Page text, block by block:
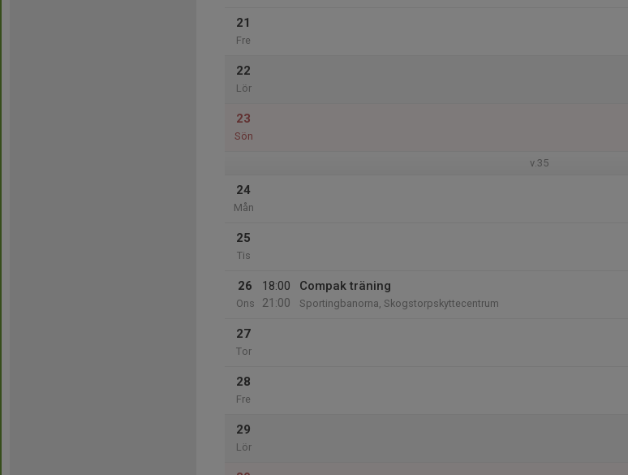
21
Fre
22
Lör
23
Sön
v.35
24
Mån
25
Tis
26
Ons
18:00
21:00
Compak träning
Sportingbanorna, Skogstorpskyttecentrum
27
Tor
28
Fre
29
Lör